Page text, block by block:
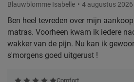
Blauwblomme Isabelle 4 augustus 2026
Ben heel tevreden over mijn
matras. Voorheen kwam ik iedere
wakker van de pijn. Nu kan ik
s'morgens goed uitgerust !
Comfort